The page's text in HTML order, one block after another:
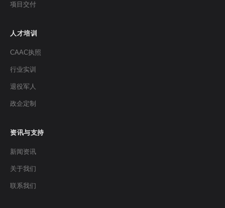
项目交付
人才培训
CAAC执照
行业实训
退役军人
政企定制
资讯与支持
新闻资讯
关于我们
联系我们